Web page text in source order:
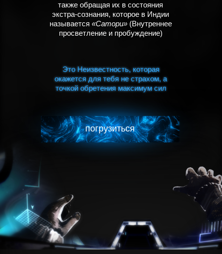
также обращая их в состояния
экстра-сознания, которое в Индии
называется «Сатори»(Внутреннее
просветление и пробуждение)
Это Неизвестность, которая
окажется для тебя не страхом, а
точкой обретения максимум сил
Это Неизвестность, которая
окажется для тебя не страхом, а
точкой обретения максимум сил
погрузиться